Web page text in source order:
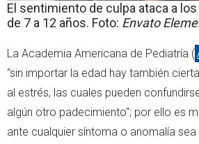
El sentimiento de culpa ataca a
de 7 a 12 años. Foto: Envato
La Academia Americana de Pediatría (
“sin importar la edad hay también
al estrés, las cuales pueden
algún otro padecimiento"; por ello es
ante cualquier síntoma o anomalía sea